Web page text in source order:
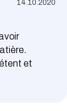
14.10.2020
et